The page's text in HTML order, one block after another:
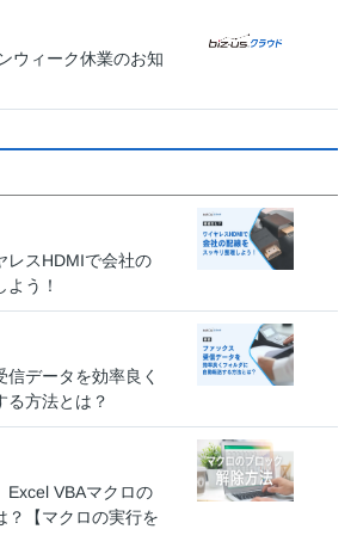
ウィーク休業のお知
レスHDMIで会社の
う！
信データを効率良く
る方法とは？
Excel VBAマクロの
？【マクロの実行を